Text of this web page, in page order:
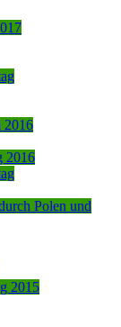
2016
2016
Polen und
2015